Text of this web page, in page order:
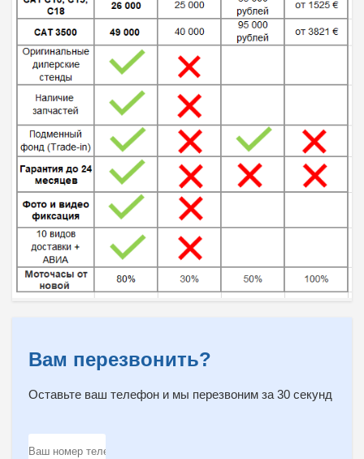
Вам перезвонить?
Оставьте ваш телефон и мы перезвоним за 30 секунд